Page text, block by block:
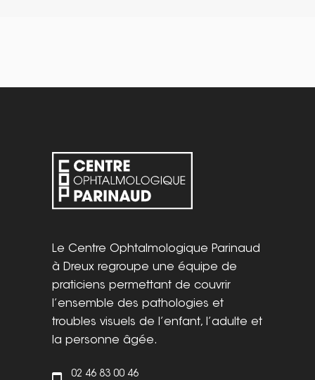
Le Centre Ophtalmologique Parinaud
à Dreux regroupe une équipe de
praticiens permettant de couvrir
l’ensemble des pathologies et
troubles visuels de l’enfant, l’adulte et
la personne âgée.
02 46 83 00 46